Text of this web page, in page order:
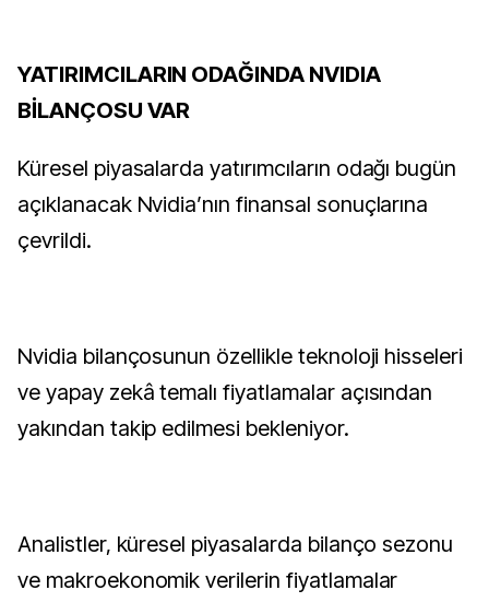
YATIRIMCILARIN ODAĞINDA NVIDIA
BİLANÇOSU VAR
Küresel piyasalarda yatırımcıların odağı bugün
açıklanacak Nvidia’nın finansal sonuçlarına
çevrildi.
Nvidia bilançosunun özellikle teknoloji hisseleri
ve yapay zekâ temalı fiyatlamalar açısından
yakından takip edilmesi bekleniyor.
Analistler, küresel piyasalarda bilanço sezonu
ve makroekonomik verilerin fiyatlamalar